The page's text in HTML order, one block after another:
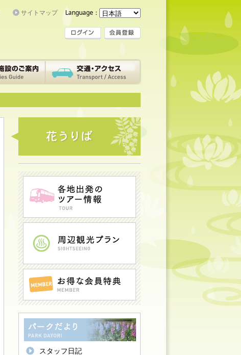
Language：
サイトマップ
スタッフ日記